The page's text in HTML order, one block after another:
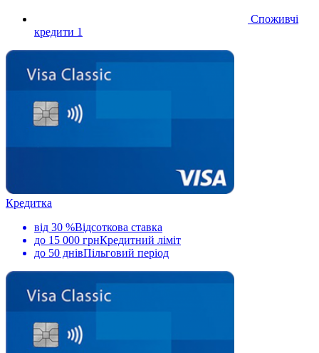
Споживчі
кредити 1
Кредитка
від 30 %Відсоткова ставка
до 15 000 грнКредитний ліміт
до 50 днівПільговий період